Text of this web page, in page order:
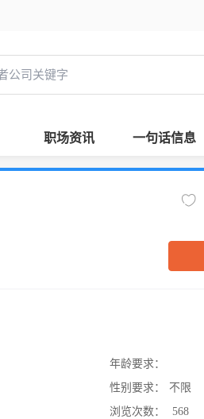
职场资讯 一句话信息
年龄要求：
性别要求：
不限
浏览次数：
568